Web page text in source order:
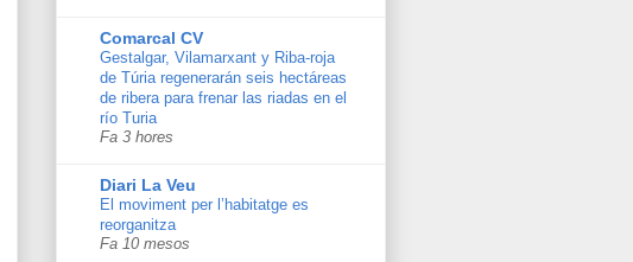
Comarcal CV
Gestalgar, Vilamarxant y Riba-roja
de Túria regenerarán seis hectáreas
de ribera para frenar las riadas en el
río Turia
Fa 3 hores
Diari La Veu
El moviment per l’habitatge es
reorganitza
Fa 10 mesos